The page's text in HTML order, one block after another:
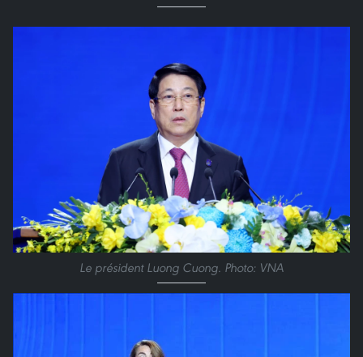
Le président Luong Cuong. Photo: VNA